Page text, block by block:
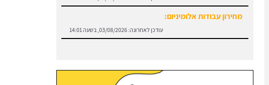
אחלה אתר, עוזר מאוד!!!
מחירון עבודות אלומיניום:
עודכן לאחרונה: 03/08/2026, בשעה 14:01